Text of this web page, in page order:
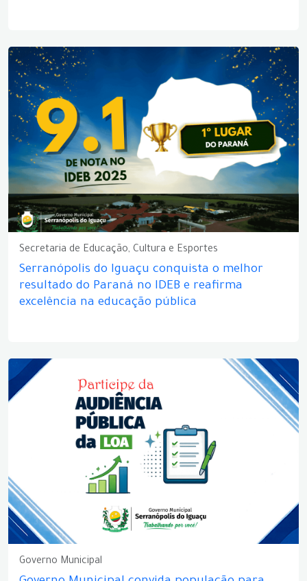
Secretaria de Educação, Cultura e Esportes
Serranópolis do Iguaçu conquista o melhor
resultado do Paraná no IDEB e reafirma
excelência na educação pública
Governo Municipal